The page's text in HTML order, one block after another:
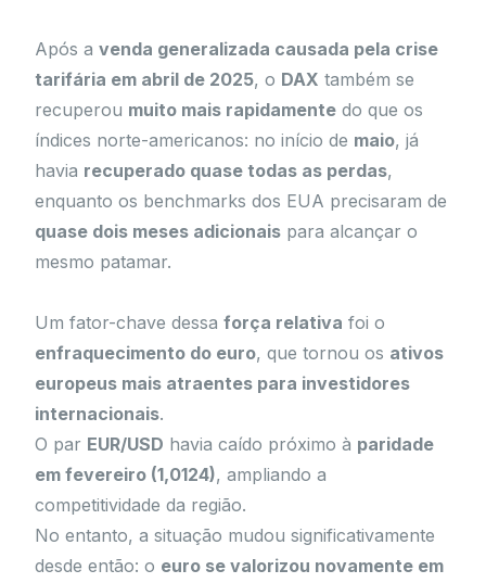
Após avenda generalizada causada pela crise
tarifária em abril de 2025, o DAX também se
recuperou muito mais rapidamente do que os
índices norte-americanos: no início de maio, já
havia recuperado quase todas as perdas,
enquanto os benchmarks dos EUA precisaram de
quase dois meses adicionais para alcançar o
mesmo patamar.
Um fator-chave dessaforça relativa foi o
enfraquecimento do euro, que tornou os ativos
europeus mais atraentes para investidores
internacionais.
O par EUR/USD havia caído próximo à paridade
em fevereiro (1,0124), ampliando a
competitividade da região.
No entanto, a situação mudou significativamente
desde então: o euro se valorizou novamente em